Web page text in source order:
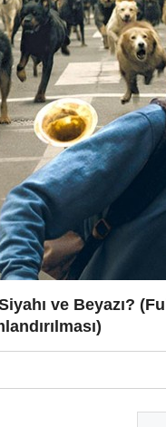
ve Beyazı?